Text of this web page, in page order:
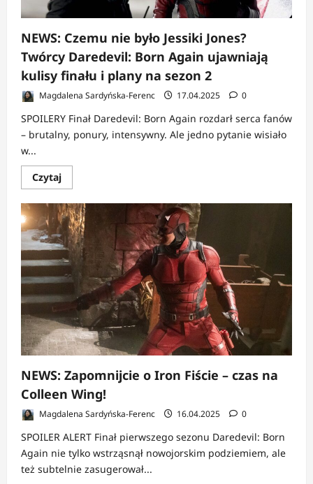
NEWS: Czemu nie było Jessiki Jones?
Twórcy Daredevil: Born Again ujawniają
kulisy finału i plany na sezon 2
Magdalena Sardyńska-Ferenc 17.04.2025 0
SPOILERY Finał Daredevil: Born Again rozdarł serca fanów
– brutalny, ponury, intensywny. Ale jedno pytanie wisiało
w...
CzytajDowiedz
się
o
NEWS:
Czemu
nie
było
Jessiki
Jones?
Twórcy
Daredevil:
Born
Again
ujawniają
kulisy
finału
i
plany
sezon
2
NEWS: Zapomnijcie o Iron Fiście – czas na
Colleen Wing!
Magdalena Sardyńska-Ferenc 16.04.2025 0
SPOILER ALERT Finał pierwszego sezonu Daredevil: Born
Again nie tylko wstrząsnął nowojorskim podziemiem, ale
też subtelnie zasugerował...